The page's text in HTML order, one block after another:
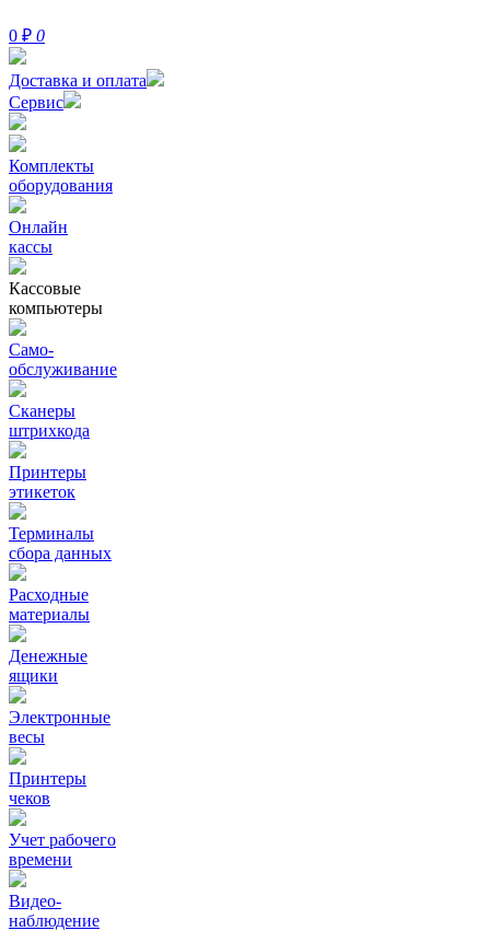
0 ₽ 0
Доставка и оплата
Сервис
Комплекты
оборудования
Онлайн
кассы
Кассовые
компьютеры
Само-
обслуживание
Сканеры
штрихкода
Принтеры
этикеток
Терминалы
сбора данных
Расходные
материалы
Денежные
ящики
Электронные
весы
Принтеры
чеков
Учет рабочего
времени
Видео‑
наблюдение